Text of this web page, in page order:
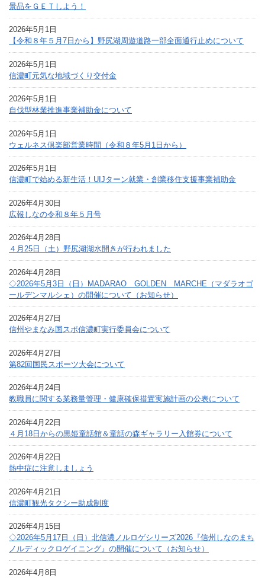
景品をＧＥＴしよう！
2026年5月1日
【令和８年５月7日から】野尻湖周遊道路一部全面通行止めについて
2026年5月1日
信濃町元気な地域づくり交付金
2026年5月1日
自伐型林業推進事業補助金について
2026年5月1日
ウェルネス倶楽部営業時間（令和８年5月1日から）
2026年5月1日
信濃町で始める新生活！UIJターン就業・創業移住支援事業補助金
2026年4月30日
広報しなの令和８年５月号
2026年4月28日
４月25日（土）野尻湖湖水開きが行われました
2026年4月28日
◇2026年5月3日（日）MADARAO GOLDEN MARCHE（マダラオゴ
ールデンマルシェ）の開催について（お知らせ）
2026年4月27日
信州やまなみ国スポ信濃町実行委員会について
2026年4月27日
第82回国民スポーツ大会について
2026年4月24日
教職員に関する業務量管理・健康確保措置実施計画の公表について
2026年4月22日
４月18日からの黒姫童話館＆童話の森ギャラリー入館券について
2026年4月22日
熱中症に注意しましょう
2026年4月21日
信濃町観光タクシー助成制度
2026年4月15日
◇2026年5月17日（日）北信濃ノルロゲシリーズ2026『信州しなのまち
ノルディックロゲイニング』の開催について（お知らせ）
2026年4月8日